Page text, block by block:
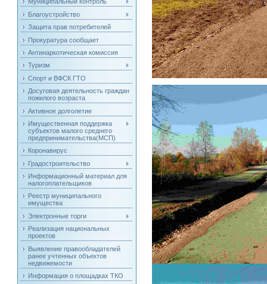
Муниципальный контроль
Благоустройство
Защита прав потребителей
Прокуратура сообщает
Антинаркотическая комиссия
Туризм
Спорт и ВФСК ГТО
Досуговая деятельность граждан
пожилого возраста
Активное долголетие
Имущественная поддержка
субъектов малого среднего
предпринимательства(МСП)
Коронавирус
Градостроительство
Информационный материал для
налогоплательщиков
Реестр муниципального
имущества
Электронные торги
Реализация национальных
проектов
Выявление правообладателей
ранее учтенных объектов
недвижемости
Информация о площадках ТКО